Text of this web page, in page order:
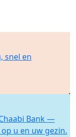
snel en
Bank —
u en uw gezin.